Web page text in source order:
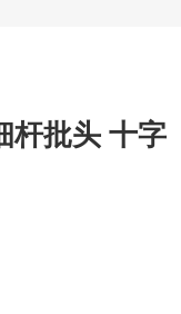
批头 十字